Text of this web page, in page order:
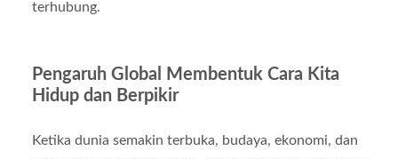
terhubung.
Pengaruh Global Membentuk Cara Kita
Hidup dan Berpikir
Ketika dunia semakin terbuka, budaya, ekonomi, dan